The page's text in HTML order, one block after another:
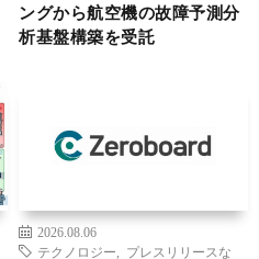
ングから航空機の故障予測分
析基盤構築を受託
2026.08.06
テクノロジー
プレスリリースな